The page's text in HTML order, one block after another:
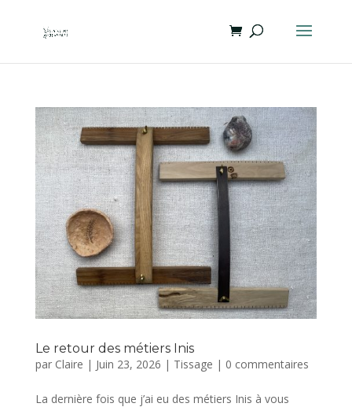
Le retour des métiers Inis
par Claire | Juin 23, 2026 | Tissage | 0 commentaires
La dernière fois que j’ai eu des métiers Inis à vous